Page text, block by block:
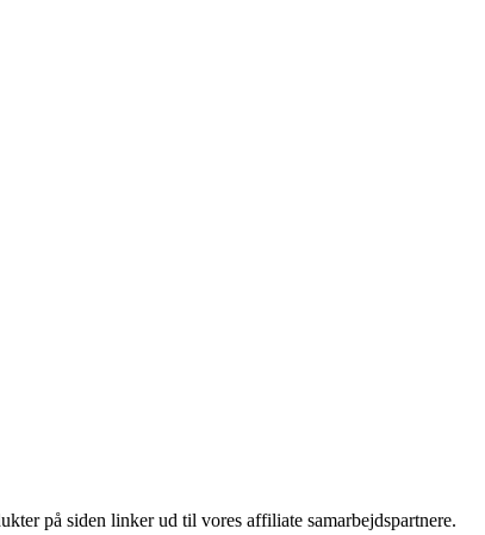
på siden linker ud til vores affiliate samarbejdspartnere.